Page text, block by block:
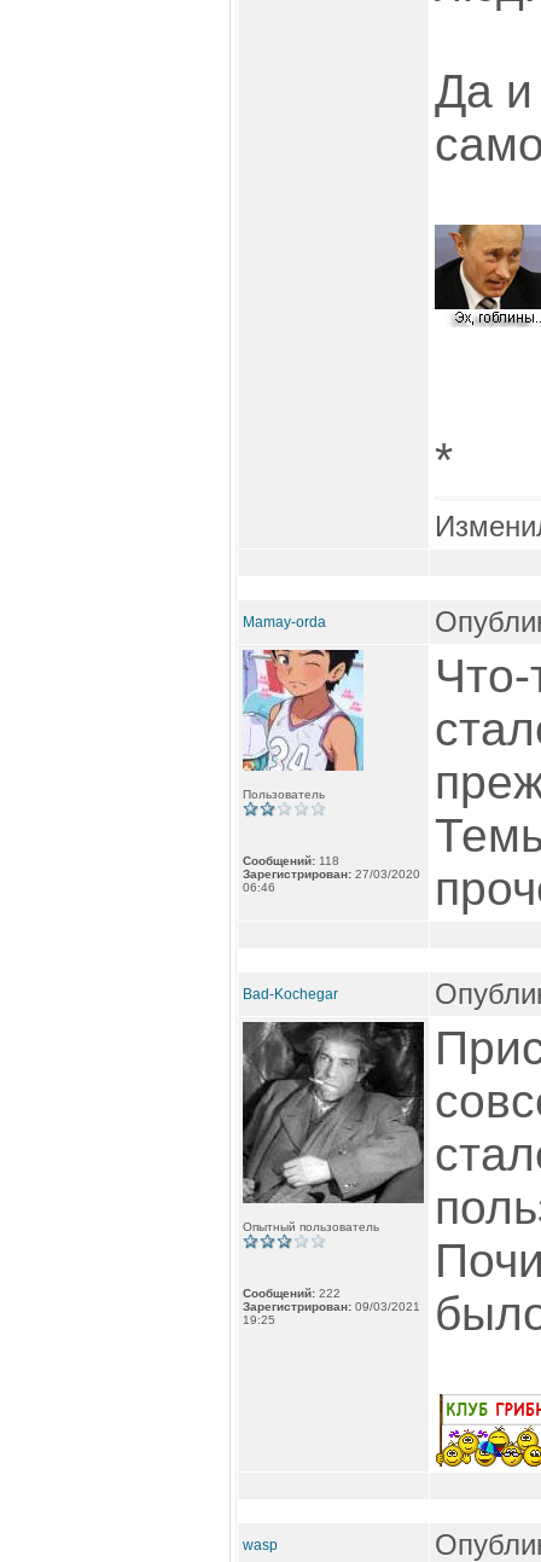
Да и
*
Mamay-orda
Пользователь
Сообщений: 118
Зарегистрирован: 27/03/2020
06:46
Bad-Kochegar
Опытный пользователь
Сообщений: 222
Зарегистрирован: 09/03/2021
19:25
wasp